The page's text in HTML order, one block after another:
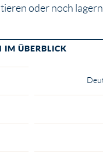
oder noch lagern.
IM ÜBERBLICK